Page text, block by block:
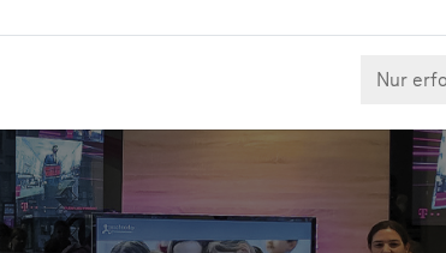
Nur